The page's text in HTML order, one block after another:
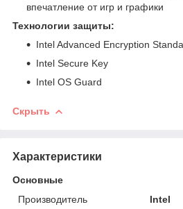
впечатление от игр и графики
Технологии защиты:
Intel Advanced Encryption
Intel Secure Key
Intel OS Guard
Скрыть
Характеристики
Основные
Производитель
Intel